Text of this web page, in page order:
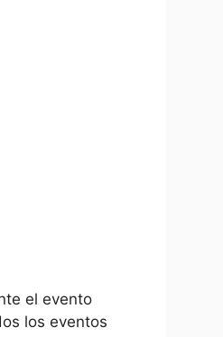
el evento
los eventos⁢